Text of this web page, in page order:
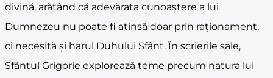
divină, arătând că adevărata cunoaștere a lui
Dumnezeu nu poate fi atinsă doar prin raționament,
ci necesită și harul Duhului Sfânt. În scrierile sale,
Sfântul Grigorie explorează teme precum natura lui